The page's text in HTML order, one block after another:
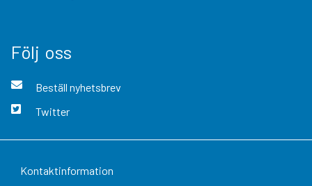
Följ oss
Beställ nyhetsbrev
Twitter
Kontaktinformation